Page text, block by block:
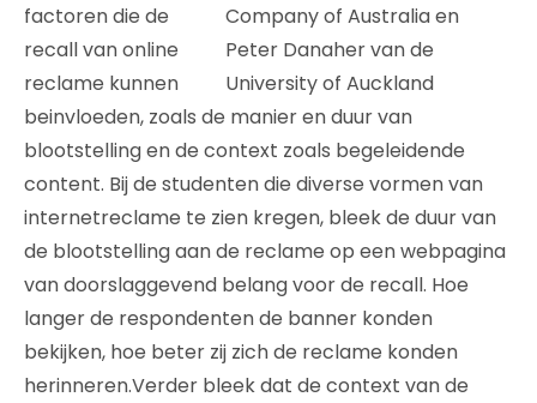
factoren die de
recall van online
reclame kunnen
beinvloeden, zoals de manier en duur van
blootstelling en de context zoals begeleidende
content. Bij de studenten die diverse vormen van
internetreclame te zien kregen, bleek de duur van
de blootstelling aan de reclame op een webpagina
van doorslaggevend belang voor de recall. Hoe
langer de respondenten de banner konden
bekijken, hoe beter zij zich de reclame konden
herinneren.Verder bleek dat de context van de